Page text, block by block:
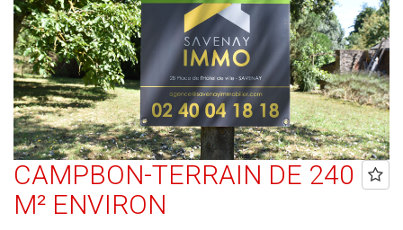
moyens des énergies indexés sur les années 2021, 2022, et 2023
(abonnements compris) Les informations sur les risques
auxquels ce bien est exposé sont disponibles sur le site
Géorisques : www.georisques.gouv.fr
CAMPBON-TERRAIN DE 240
M² ENVIRON